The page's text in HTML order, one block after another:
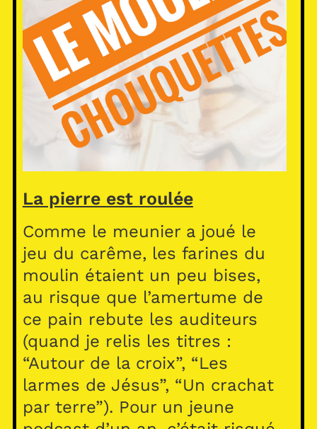
La pierre est roulée
Comme le meunier a joué le
jeu du carême, les farines du
moulin étaient un peu bises,
au risque que l’amertume de
ce pain rebute les auditeurs
(quand je relis les titres :
“Autour de la croix”, “Les
larmes de Jésus”, “Un crachat
par terre”). Pour un jeune